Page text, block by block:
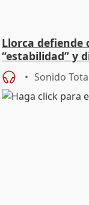
Llorca defiende
“estabilidad” y
Sonido